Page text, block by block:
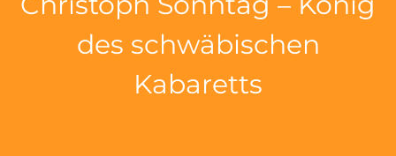
des schwäbischen
Kabaretts